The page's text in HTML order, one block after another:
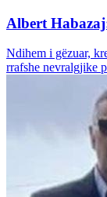
Albert
Ndihem i gëzuar,
rrafshe nevralgjike